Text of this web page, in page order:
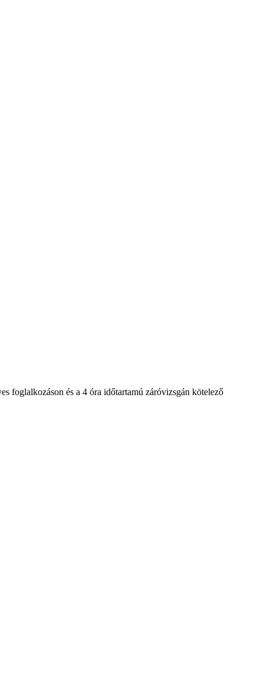
foglalkozáson és a 4 óra időtartamú záróvizsgán kötelező